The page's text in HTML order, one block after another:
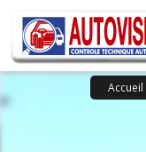
Panneau de gestion
Accueil